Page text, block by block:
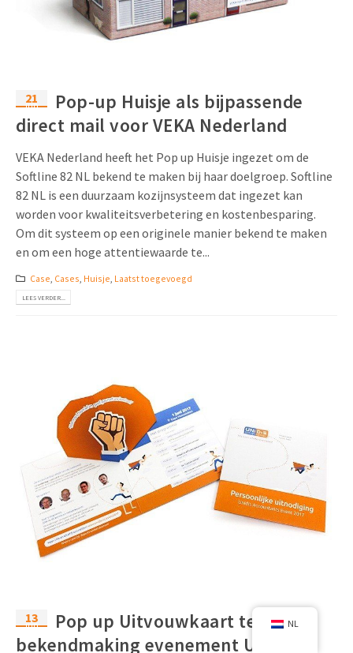
21
jun
Pop-up Huisje als bijpassende
direct mail voor VEKA Nederland
VEKA Nederland heeft het Pop up Huisje ingezet om de
Softline 82 NL bekend te maken bij haar doelgroep. Softline
82 NL is een duurzaam kozijnsysteem dat ingezet kan
worden voor kwaliteitsverbetering en kostenbesparing.
Om dit systeem op een originele manier bekend te maken
en om een hoge attentiewaarde te...
Case, Cases, Huisje, Laatst toegevoegd
LEES VERDER...
13
jun
Pop up Uitvouwkaart ter
bekendmaking evenement Unidis
NL